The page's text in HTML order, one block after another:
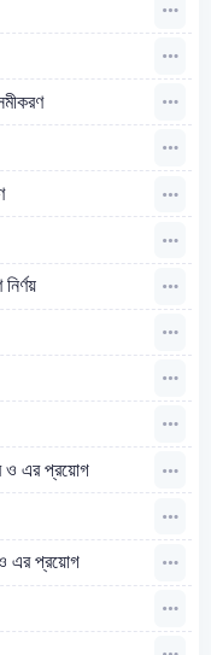
ও এর প্রয়োগ
ও এর প্রয়োগ